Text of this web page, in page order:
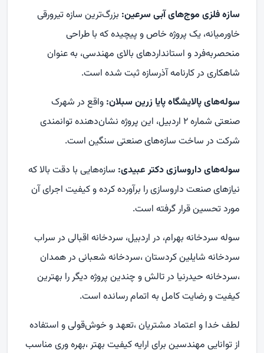
سازه فلزی موج‌های آبی سرعین: بزرگ‌ترین سازه تیرورقی
خاورمیانه، یک پروژه خاص و پیچیده که با طراحی
منحصربه‌فرد و استانداردهای بالای مهندسی، به عنوان
شاهکاری در کارنامه آذرسازه ثبت شده است.
سوله‌های پالایشگاه پایا زرین سبلان: واقع در شهرک
صنعتی شماره ۲ اردبیل، این پروژه نشان‌دهنده توانمندی
شرکت در ساخت سازه‌های صنعتی سنگین است.
سوله‌های داروسازی دکتر عبیدی: سازه‌هایی با دقت بالا که
نیازهای صنعت داروسازی را برآورده کرده و کیفیت اجرای آن
مورد تحسین قرار گرفته است.
سوله سردخانه بهرام، در اردبیل، سردخانه اقبالی در سراب
سردخانه شایلین کردستان ،سردخانه شعبانی در همدان
،سردخانه حیدرنیا در تالش و چندین پروژه دیگر را بهترین
کیفیت و رضایت کامل به اتمام رسانده است.
لطف خدا و اعتماد مشتریان ،تعهد و خوش‌قولی و استفاده
از توانایی مهندسین برای ارایه کیفیت بهتر ،بهره وری مناسب